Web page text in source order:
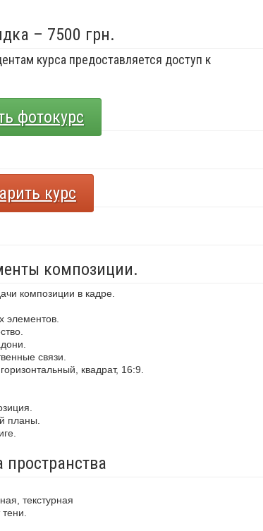
– 7500 грн.
курса предоставляется доступ к
фотокурс
курс
композиции.
композиции в кадре.
элементов.
связи.
квадрат, 16:9.
планы.
текстурная